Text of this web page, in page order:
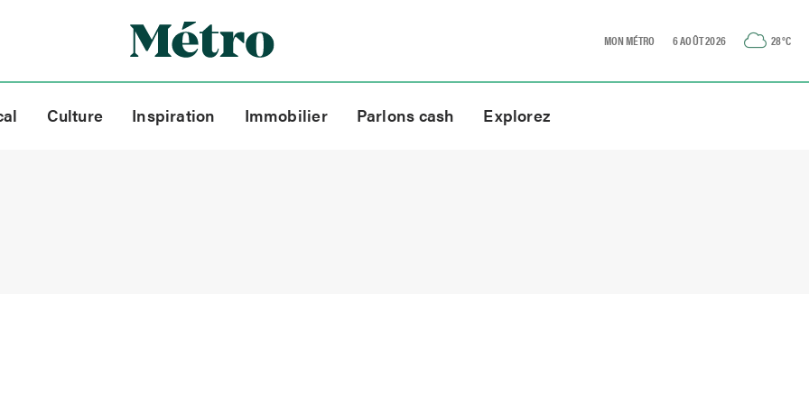
MON MÉTRO 6 AOÛT 2026 28°C
Culture Inspiration Immobilier Parlons cash Explorez